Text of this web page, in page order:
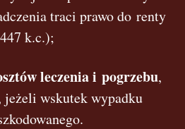
traci prawo do renty
k.c.);
leczenia i pogrzebu,
jeżeli wskutek wypadku